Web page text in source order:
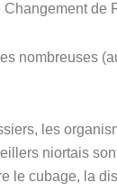
Changement de
nombreuses
les
niortais
le cubage, la